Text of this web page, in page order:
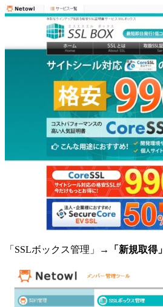
「SSLボックス管理」→ 「新規取得」